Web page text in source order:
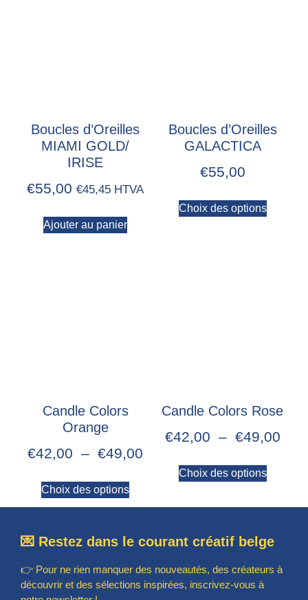
Boucles d’Oreilles
MIAMI GOLD/
IRISE
€55,00 €45,45 HTVA
Ajouter au panier
Boucles d’Oreilles
GALACTICA
€55,00
Choix des options
Candle Colors
Orange
€42,00 – €49,00
Choix des options
Candle Colors Rose
€42,00 – €49,00
Choix des options
💌 Restez dans le courant créatif belge
👉 Pour ne rien manquer des nouveautés, des créateurs à
découvrir et des sélections inspirées, inscrivez-vous à